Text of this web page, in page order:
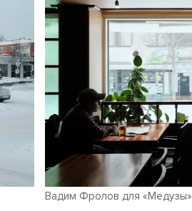
Вадим Фролов для «Медузы»